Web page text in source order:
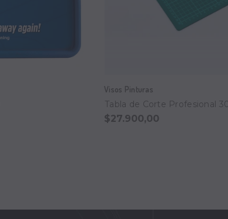
Visos Pinturas
Tabla de Corte Profesional
$27.900,00